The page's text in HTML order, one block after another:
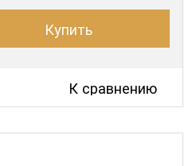
Купить
К сравнению